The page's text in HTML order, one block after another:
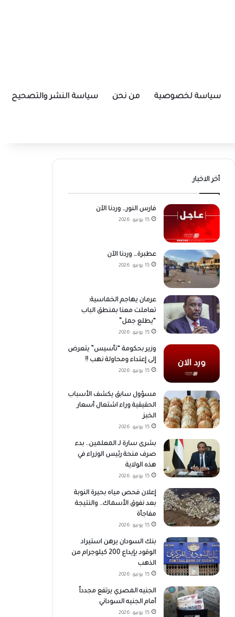
سياسة لخصوصية من نحن سياسة النشر والتصحيح
أخر الاخبار
فارس النور… وردنا الآن
15 يونيو، 2026
عطبرة… وردنا الآن
15 يونيو، 2026
عرمان يهاجم الخماسية:
تعاملت معنا بمنطق الباب
“يطلع جمل”
15 يونيو، 2026
وزير بحكومة “تأسيس” يتعرض
إلى إعتداء ومحاولة نهب !!
15 يونيو، 2026
مسؤول سابق يكشف الأسباب
الحقيقية وراء اشتعال أسعار
الخبز
15 يونيو، 2026
بشرى سارة لـ المعلمين.. بدء
صرف منحة رئيس الوزراء في
هذه الولاية
15 يونيو، 2026
إعلان فحص مياه بحيرة النوبة
بعد نفوق الأسماك.. والنتيجة
مفاجأة
15 يونيو، 2026
بنك السودان يرهن استيراد
الوقود بإيداع 200 كيلوجرام من
الذهب
15 يونيو، 2026
الجنيه المصري يرتفع مجدداً
أمام الجنيه السوداني
15 يونيو، 2026